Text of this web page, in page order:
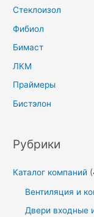
Стеклоизол
Фибиол
Бимаст
ЛКМ
Праймеры
Бистэлон
Рубрики
Каталог компаний
Вентиляция и
Двери входные